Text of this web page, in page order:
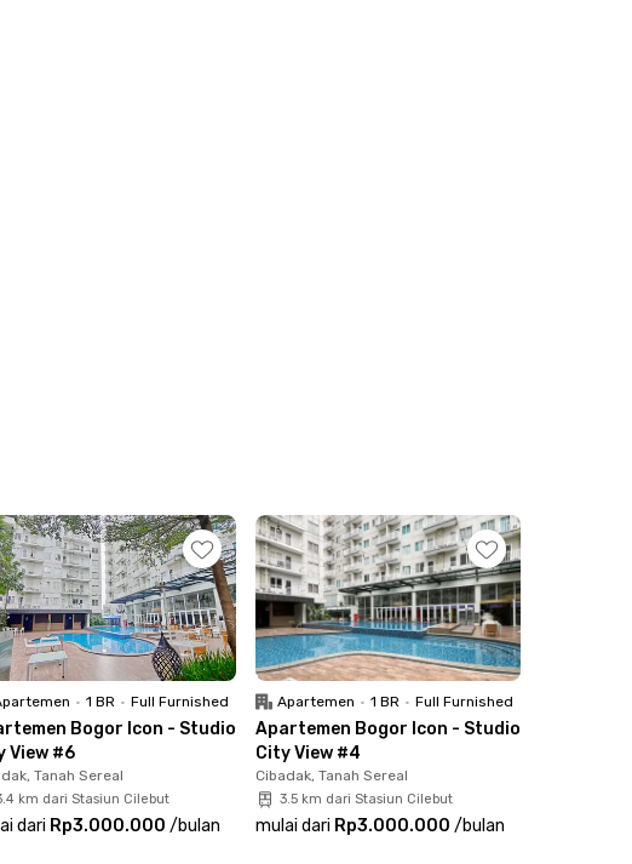
• 1 BR • Full Furnished
Bogor Icon - Studio
View #6
Tanah Sereal
km dari Stasiun Cilebut
dari Rp3.000.000 /bulan
Apartemen • 1 BR • Full Furnished
Apartemen Bogor Icon - Studio
City View #4
Cibadak, Tanah Sereal
3.5 km dari Stasiun Cilebut
mulai dari Rp3.000.000 /bulan